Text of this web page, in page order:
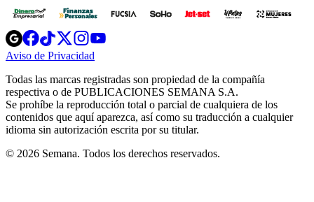
Opens
in
new
Opens
in
new
Opens
in
new
window
Opens
new
windowwindow
Aviso de Privacidad
new
window
Todas las marcas registradas son propiedad de la compañía
respectiva o de PUBLICACIONES SEMANA S.A.
Se prohíbe la reproducción total o parcial de cualquiera de los
contenidos que aquí aparezca, así como su traducción a cualquier
idioma sin autorización escrita por su titular.
© 2026 Semana. Todos los derechos reservados.